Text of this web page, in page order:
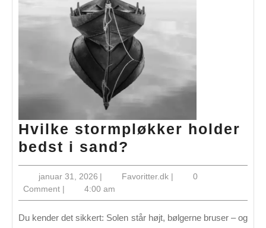
Hvilke stormpløkker holder
bedst i sand?
stormpløkker
holder
bedst
i
januar 31, 2026januar
31,
2026
| Favoritter.dkFavoritter.dk
|
0
Comment | 4:00 am
Du kender det sikkert: Solen står højt, bølgerne bruser – og